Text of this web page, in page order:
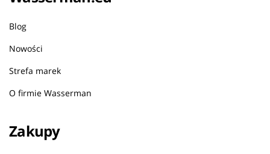
Blog
Nowości
Strefa marek
O firmie Wasserman
Zakupy